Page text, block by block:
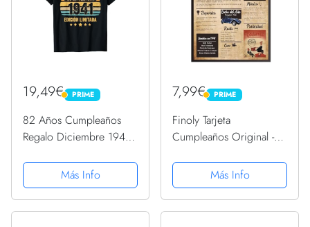
19,49€ PRIME
PRIME
82 Años Cumpleaños
Regalo Diciembre 1941
CamisetaMás Info
7,99€ PRIME
PRIME
Finoly Tarjeta
Cumpleaños Original -
Vintage 1941 - Regalo
Cumpleaños Hombre -
Regalo Cumpleaños
Más Info